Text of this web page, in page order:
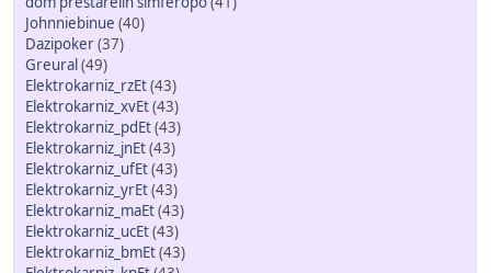
Johnniebinue (40)
Dazipoker(37)
Greural(49)
Elektrokarniz_rzEt(43)
Elektrokarniz_xvEt(43)
Elektrokarniz_pdEt(43)
Elektrokarniz_jnEt(43)
Elektrokarniz_ufEt(43)
Elektrokarniz_yrEt(43)
Elektrokarniz_maEt(43)
Elektrokarniz_ucEt(43)
Elektrokarniz_bmEt(43)